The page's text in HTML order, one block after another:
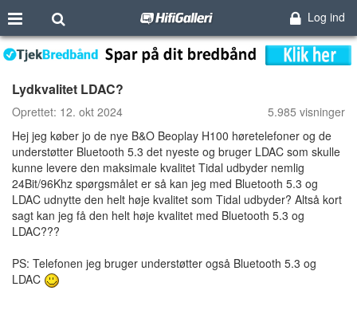
Log ind
Lydkvalitet LDAC?
Oprettet: 12. okt 2024
5.985 visninger
Hej jeg køber jo de nye B&O Beoplay H100 høretelefoner og de
understøtter Bluetooth 5.3 det nyeste og bruger LDAC som skulle
kunne levere den maksimale kvalitet Tidal udbyder nemlig
24Bit/96Khz spørgsmålet er så kan jeg med Bluetooth 5.3 og
LDAC udnytte den helt høje kvalitet som Tidal udbyder? Altså kort
sagt kan jeg få den helt høje kvalitet med Bluetooth 5.3 og
LDAC???
PS: Telefonen jeg bruger understøtter også Bluetooth 5.3 og
LDAC